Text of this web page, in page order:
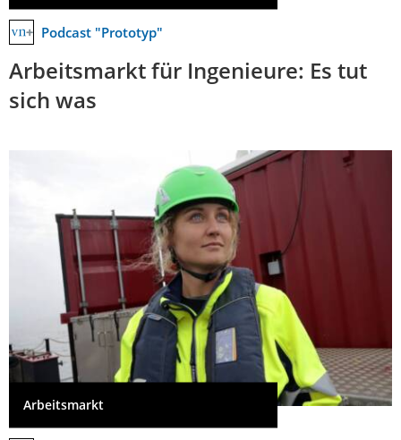
Podcast "Prototyp"
Arbeitsmarkt für Ingenieure: Es tut
sich was
Arbeitsmarkt